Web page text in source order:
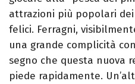
attrazioni più popolari
felici. Ferragni,
una grande complicità
segno che questa nuova
piede rapidamente.